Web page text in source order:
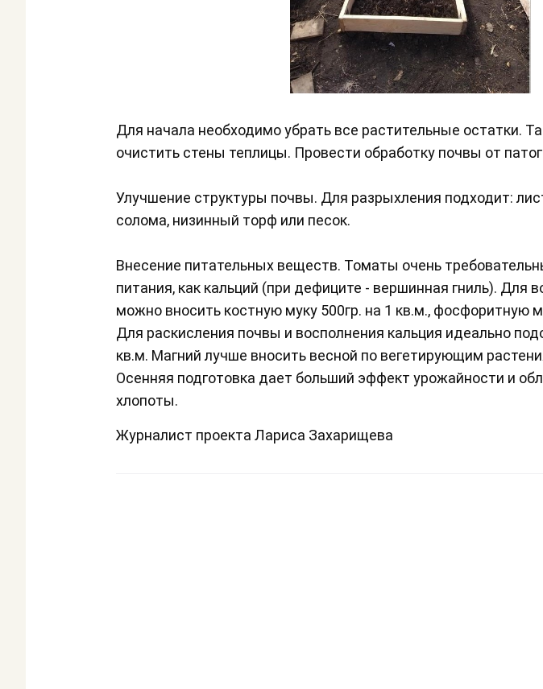
Для начала необходимо убрать все растительные остатки.
очистить стены теплицы. Провести обработку почвы от
Улучшение структуры почвы. Для разрыхления подходит:
солома, низинный торф или песок.
Внесение питательных веществ. Томаты очень
питания, как кальций (при дефиците - вершинная гниль). Для
можно вносить костную муку 500гр. на 1 кв.м., фосфоритную
Для раскисления почвы и восполнения кальция идеально
кв.м. Магний лучше вносить весной по вегетирующим
Осенняя подготовка дает больший эффект урожайности и
хлопоты.
Журналист проекта Лариса Захарищева